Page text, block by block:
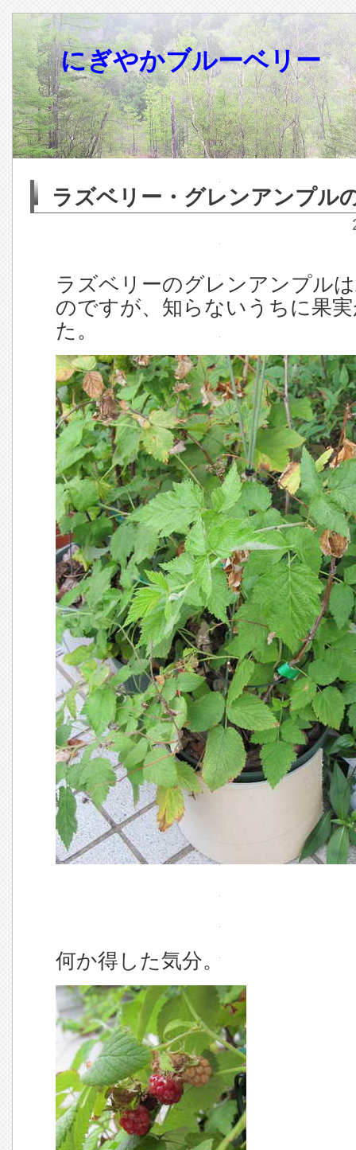
にぎやかブルーベリー
ラズベリー・グレンアンプル
ラズベリーのグレンアンプル
のですが、知らないうちに果
た。
何か得した気分。